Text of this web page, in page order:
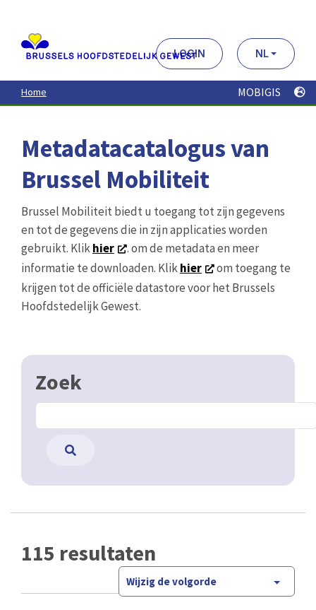
contenu
principal
LOGIN NL
Home MOBIGIS
Metadatacatalogus van
Brussel Mobiliteit
Brussel Mobiliteit biedt u toegang tot zijn gegevens
en tot de gegevens die in zijn applicaties worden
gebruikt. Klikhier
. om de metadata en meer
informatie te downloaden. Klikhier
om toegang te
krijgen tot de officiële datastore voor het Brussels
Hoofdstedelijk Gewest.
Zoek
115 resultaten
Wijzig de volgorde